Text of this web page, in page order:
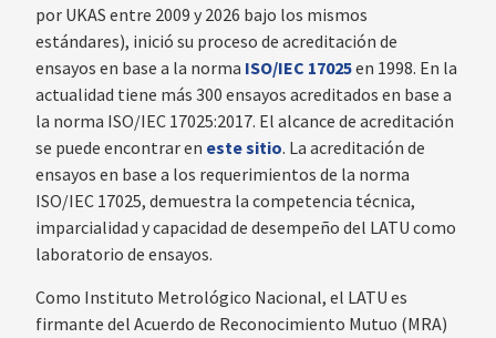
por UKAS entre 2009 y 2026 bajo los mismos
estándares), inició su proceso de acreditación de
ensayos en base a la norma ISO/IEC 17025en 1998. En la
actualidad tiene más 300 ensayos acreditados en base a
la norma ISO/IEC 17025:2017. El alcance de acreditación
se puede encontrar en este sitio. La acreditación de
ensayos en base a los requerimientos de la norma
ISO/IEC 17025, demuestra la competencia técnica,
imparcialidad y capacidad de desempeño del LATU como
laboratorio de ensayos.
Como Instituto Metrológico Nacional, el LATU es
firmante del Acuerdo de Reconocimiento Mutuo (MRA)